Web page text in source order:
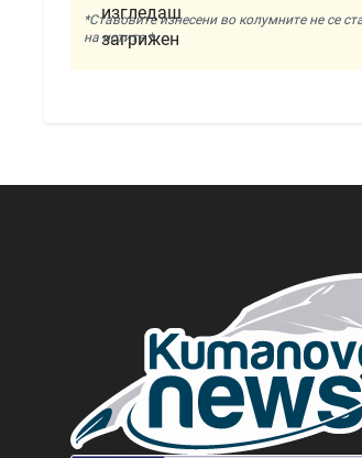
*Ставовите изнесени во колумните не се
на истите.*